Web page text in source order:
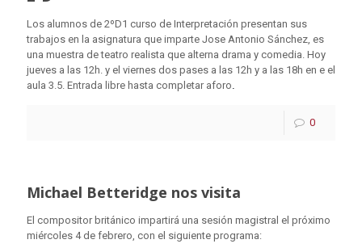
Los alumnos de 2ºD1 curso de Interpretación presentan sus
trabajos en la asignatura que imparte Jose Antonio Sánchez, es
una muestra de teatro realista que alterna drama y comedia. Hoy
jueves a las 12h. y el viernes dos pases a las 12h y a las 18h en e el
aula 3.5. Entrada libre hasta completar aforo.
0
Michael Betteridge nos visita
El compositor británico impartirá una sesión magistral el próximo
miércoles 4 de febrero, con el siguiente programa: